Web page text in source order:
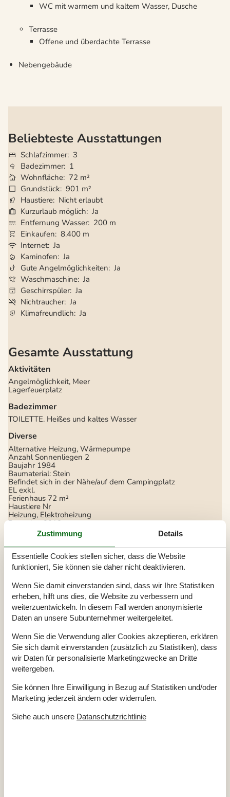
WC mit warmem und kaltem Wasser, Dusche
Terrasse
Offene und überdachte Terrasse
Nebengebäude
Beliebteste Ausstattungen
Schlafzimmer 3
Badezimmer 1
Wohnfläche 72 m²
Grundstück 901 m²
Haustiere Nicht erlaubt
Kurzurlaub möglich Ja
Entfernung Wasser 200 m
Einkaufen 8.400 m
Internet Ja
Kaminofen Ja
Gute Angelmöglichkeiten Ja
Waschmaschine Ja
Geschirrspüler Ja
Nichtraucher Ja
Klimafreundlich Ja
Gesamte Ausstattung
Aktivitäten
Angelmöglichkeit, Meer
Lagerfeuerplatz
Badezimmer
TOILETTE. Heißes und kaltes Wasser
Diverse
Alternative Heizung, Wärmepumpe
Anzahl Sonnenliegen 2
Baujahr 1984
Baumaterial: Stein
Befindet sich in der Nähe/auf dem Campingplatz
EL exkl.
Ferienhaus 72 m²
Haustiere Nr
Heizung, Elektroheizung
Renoviert 2018
Self-Service-Check-in
Staubsauger
Waschmaschine
Wasser inkl.
Winterfest
Draußen
Gartenmöbel
Gasgrill
Grill
Kostenloser Parkplatz auf dem Gelände 4
Privater Garten
Drinnen
Kaminofen
Rauchmelder
Elektrogeräte
1 DVD
Apple TV
Zustimmung Details
Essentielle Cookies stellen sicher, dass die Website
funktioniert, Sie können sie daher nicht deaktivieren.
Wenn Sie damit einverstanden sind, dass wir Ihre Statistiken
erheben, hilft uns dies, die Website zu verbessern und
weiterzuentwickeln. In diesem Fall werden anonymisierte
Daten an unsere Subunternehmer weitergeleitet.
Wenn Sie die Verwendung aller Cookies akzeptieren, erklären
Sie sich damit einverstanden (zusätzlich zu Statistiken), dass
wir Daten für personalisierte Marketingzwecke an Dritte
weitergeben.
Sie können Ihre Einwilligung in Bezug auf Statistiken und/oder
Marketing jederzeit ändern oder widerrufen.
Siehe auch unsere Datanschutzrichtlinie